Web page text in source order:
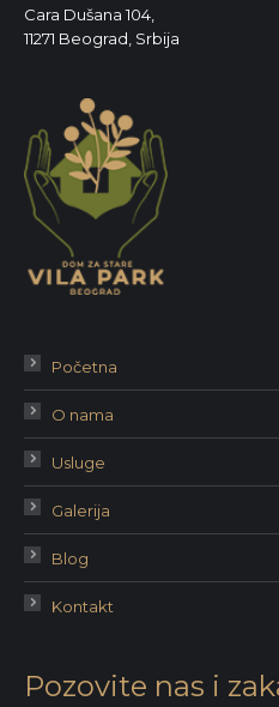
Cara Dušana 104,
11271 Beograd, Srbija
Početna
O nama
Usluge
Galerija
Blog
Kontakt
Pozovite nas i